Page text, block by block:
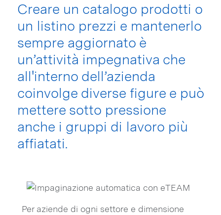
Creare un catalogo prodotti o
un listino prezzi e mantenerlo
sempre aggiornato è
un’attività impegnativa che
all'interno dell’azienda
coinvolge diverse figure e può
mettere sotto pressione
anche i gruppi di lavoro più
affiatati.
Per aziende di ogni settore e dimensione